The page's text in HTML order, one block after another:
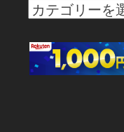
カ
ゴ
リ